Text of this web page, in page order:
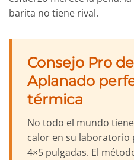
barita no tiene rival.
Consejo Pro
Aplanado
térmica
No todo el mundo
calor en su laboratorio
4×5 pulgadas. El